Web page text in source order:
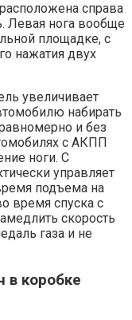
справа
Левая нога вообще
площадке, с
нажатия двух
увеличивает
набирать
и без
с АКПП
ноги. С
управляет
подъема на
время спуска с
скорость
газа и не
в коробке